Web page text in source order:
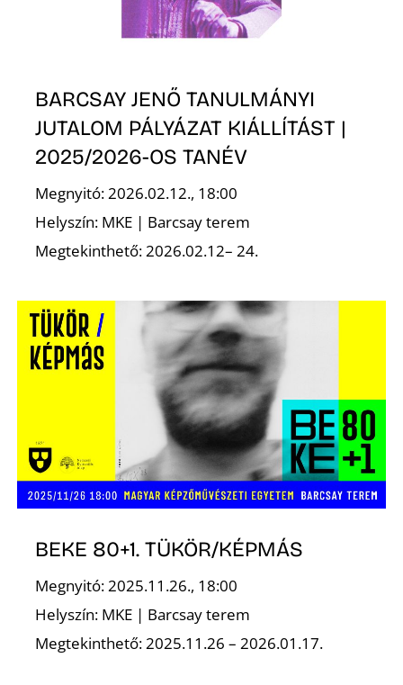
BARCSAY JENŐ TANULMÁNYI
JUTALOM PÁLYÁZAT KIÁLLÍTÁST |
2025/2026-OS TANÉV
Megnyitó: 2026.02.12., 18:00
Helyszín: MKE | Barcsay terem
Megtekinthető: 2026.02.12– 24.
BEKE 80+1. TÜKÖR/KÉPMÁS
Megnyitó: 2025.11.26., 18:00
Helyszín: MKE | Barcsay terem
Megtekinthető: 2025.11.26 – 2026.01.17.